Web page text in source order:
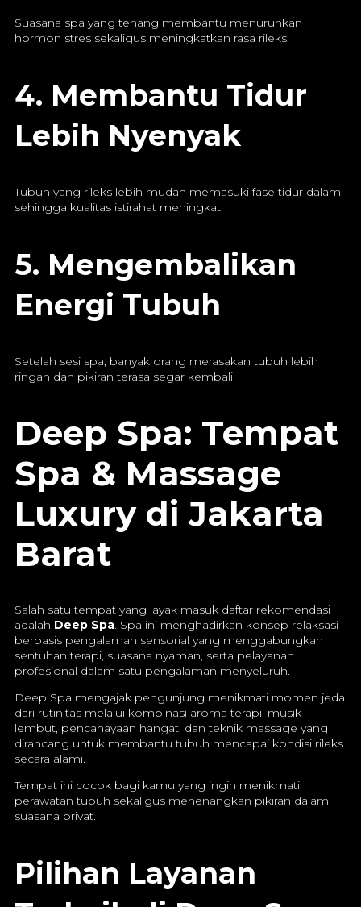
Suasana spa yang tenang membantu menurunkan
hormon stres sekaligus meningkatkan rasa rileks.
4. Membantu Tidur
Lebih Nyenyak
Tubuh yang rileks lebih mudah memasuki fase tidur dalam,
sehingga kualitas istirahat meningkat.
5. Mengembalikan
Energi Tubuh
Setelah sesi spa, banyak orang merasakan tubuh lebih
ringan dan pikiran terasa segar kembali.
Deep Spa: Tempat
Spa & Massage
Luxury di Jakarta
Barat
Salah satu tempat yang layak masuk daftar rekomendasi
adalah Deep Spa . Spa ini menghadirkan konsep relaksasi
berbasis pengalaman sensorial yang menggabungkan
sentuhan terapi, suasana nyaman, serta pelayanan
profesional dalam satu pengalaman menyeluruh.
Deep Spa mengajak pengunjung menikmati momen jeda
dari rutinitas melalui kombinasi aroma terapi, musik
lembut, pencahayaan hangat, dan teknik massage yang
dirancang untuk membantu tubuh mencapai kondisi rileks
secara alami.
Tempat ini cocok bagi kamu yang ingin menikmati
perawatan tubuh sekaligus menenangkan pikiran dalam
suasana privat.
Pilihan Layanan